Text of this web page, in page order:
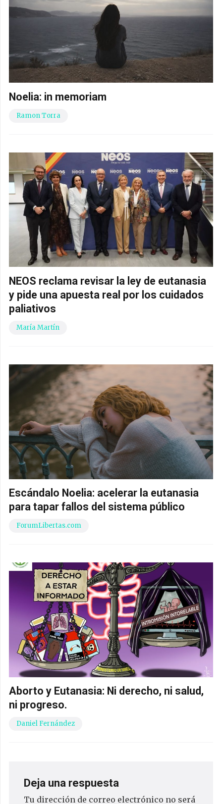
Noelia: in memoriam
Ramon Torra
NEOS reclama revisar la ley de eutanasia
y pide una apuesta real por los cuidados
paliativos
María Martín
Escándalo Noelia: acelerar la eutanasia
para tapar fallos del sistema público
ForumLibertas.com
Aborto y Eutanasia: Ni derecho, ni salud,
ni progreso.
Daniel Fernández
Deja una respuesta
Tu dirección de correo electrónico no será